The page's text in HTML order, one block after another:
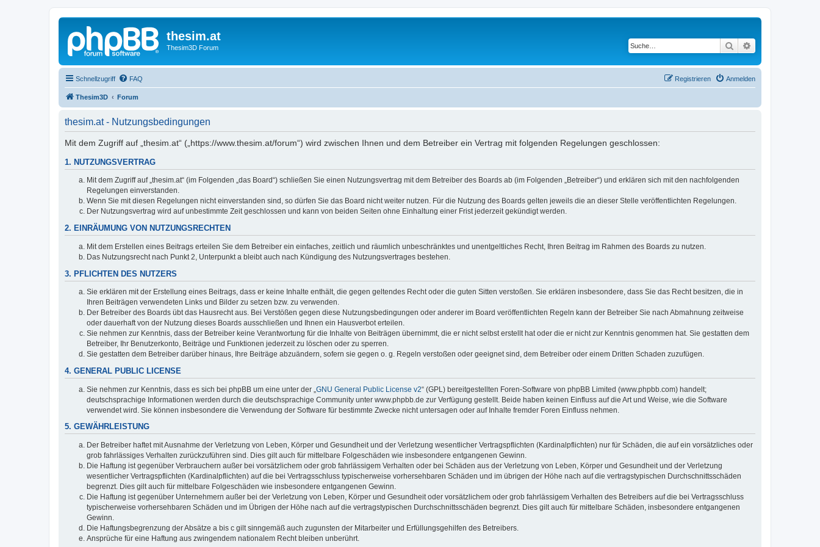
thesim.at
Thesim3D Forum Suche
Schnellzugriff FAQ Anmelden
Registrieren
Thesim3D Forum
thesim.at - Nutzungsbedingungen
Mit dem Zugriff auf „thesim.at“ („https://www.thesim.at/forum“) wird zwischen Ihnen und dem Betreiber ein Vertrag mit folgenden Regelungen geschlossen:
1. NUTZUNGSVERTRAG
Mit dem Zugriff auf „thesim.at“ (im Folgenden „das Board“) schließen Sie einen Nutzungsvertrag mit dem Betreiber des Boards ab (im Folgenden „Betreiber“) und erklären sich mit den nachfolgenden
Regelungen einverstanden.
Wenn Sie mit diesen Regelungen nicht einverstanden sind, so dürfen Sie das Board nicht weiter nutzen. Für die Nutzung des Boards gelten jeweils die an dieser Stelle veröffentlichten Regelungen.
Der Nutzungsvertrag wird auf unbestimmte Zeit geschlossen und kann von beiden Seiten ohne Einhaltung einer Frist jederzeit gekündigt werden.
2. EINRÄUMUNG VON NUTZUNGSRECHTEN
Mit dem Erstellen eines Beitrags erteilen Sie dem Betreiber ein einfaches, zeitlich und räumlich unbeschränktes und unentgeltliches Recht, Ihren Beitrag im Rahmen des Boards zu nutzen.
Das Nutzungsrecht nach Punkt 2, Unterpunkt a bleibt auch nach Kündigung des Nutzungsvertrages bestehen.
3. PFLICHTEN DES NUTZERS
Sie erklären mit der Erstellung eines Beitrags, dass er keine Inhalte enthält, die gegen geltendes Recht oder die guten Sitten verstoßen. Sie erklären insbesondere, dass Sie das Recht besitzen, die in
Ihren Beiträgen verwendeten Links und Bilder zu setzen bzw. zu verwenden.
Der Betreiber des Boards übt das Hausrecht aus. Bei Verstößen gegen diese Nutzungsbedingungen oder anderer im Board veröffentlichten Regeln kann der Betreiber Sie nach Abmahnung zeitweise
oder dauerhaft von der Nutzung dieses Boards ausschließen und Ihnen ein Hausverbot erteilen.
Sie nehmen zur Kenntnis, dass der Betreiber keine Verantwortung für die Inhalte von Beiträgen übernimmt, die er nicht selbst erstellt hat oder die er nicht zur Kenntnis genommen hat. Sie gestatten dem
Betreiber, Ihr Benutzerkonto, Beiträge und Funktionen jederzeit zu löschen oder zu sperren.
Sie gestatten dem Betreiber darüber hinaus, Ihre Beiträge abzuändern, sofern sie gegen o. g. Regeln verstoßen oder geeignet sind, dem Betreiber oder einem Dritten Schaden zuzufügen.
4. GENERAL PUBLIC LICENSE
Sie nehmen zur Kenntnis, dass es sich bei phpBB um eine unter der „ GNU General Public License v2“ (GPL) bereitgestellten Foren-Software von phpBB Limited (www.phpbb.com) handelt;
deutschsprachige Informationen werden durch die deutschsprachige Community unter www.phpbb.de zur Verfügung gestellt. Beide haben keinen Einfluss auf die Art und Weise, wie die Software
verwendet wird. Sie können insbesondere die Verwendung der Software für bestimmte Zwecke nicht untersagen oder auf Inhalte fremder Foren Einfluss nehmen.
5. GEWÄHRLEISTUNG
Der Betreiber haftet mit Ausnahme der Verletzung von Leben, Körper und Gesundheit und der Verletzung wesentlicher Vertragspflichten (Kardinalpflichten) nur für Schäden, die auf ein vorsätzliches oder
grob fahrlässiges Verhalten zurückzuführen sind. Dies gilt auch für mittelbare Folgeschäden wie insbesondere entgangenen Gewinn.
Die Haftung ist gegenüber Verbrauchern außer bei vorsätzlichem oder grob fahrlässigem Verhalten oder bei Schäden aus der Verletzung von Leben, Körper und Gesundheit und der Verletzung
wesentlicher Vertragspflichten (Kardinalpflichten) auf die bei Vertragsschluss typischerweise vorhersehbaren Schäden und im übrigen der Höhe nach auf die vertragstypischen Durchschnittsschäden
begrenzt. Dies gilt auch für mittelbare Folgeschäden wie insbesondere entgangenen Gewinn.
Die Haftung ist gegenüber Unternehmern außer bei der Verletzung von Leben, Körper und Gesundheit oder vorsätzlichem oder grob fahrlässigem Verhalten des Betreibers auf die bei Vertragsschluss
typischerweise vorhersehbaren Schäden und im Übrigen der Höhe nach auf die vertragstypischen Durchschnittsschäden begrenzt. Dies gilt auch für mittelbare Schäden, insbesondere entgangenen
Gewinn.
Die Haftungsbegrenzung der Absätze a bis c gilt sinngemäß auch zugunsten der Mitarbeiter und Erfüllungsgehilfen des Betreibers.
Ansprüche für eine Haftung aus zwingendem nationalem Recht bleiben unberührt.